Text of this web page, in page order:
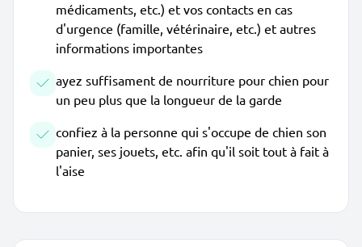
médicaments, etc.) et vos contacts en cas
d'urgence (famille, vétérinaire, etc.) et autres
informations importantes
ayez suffisament de nourriture pour chien pour
un peu plus que la longueur de la garde
confiez à la personne qui s'occupe de chien son
panier, ses jouets, etc. afin qu'il soit tout à fait à
l'aise